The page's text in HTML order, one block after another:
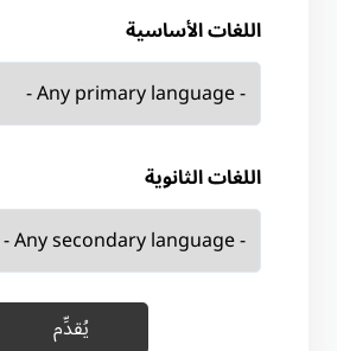
اللغات الأساسية
اللغات الثانوية